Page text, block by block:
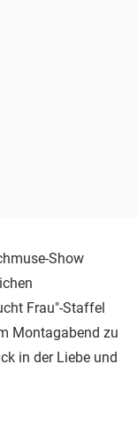
Show
Frau"-Staffel
Montagabend zu
in der Liebe und